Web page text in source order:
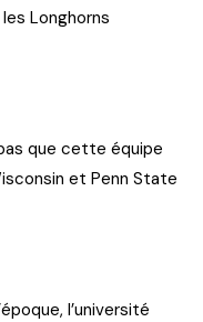
Longhorns
que cette équipe
et Penn State
l’université